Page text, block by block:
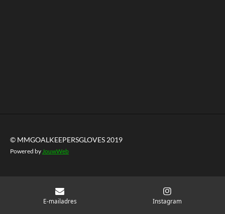
© MMGOALKEEPERSGLOVES 2019
Powered by JouwWeb
E-mailadres Instagram